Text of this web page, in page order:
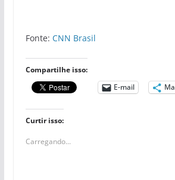
Fonte: CNN Brasil
Compartilhe isso:
E-mail
Curtir isso:
Carregando...